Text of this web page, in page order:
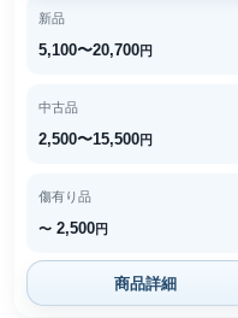
新品
5,100〜20,700円
中古品
2,500〜15,500円
傷有り品
〜 2,500円
商品詳細